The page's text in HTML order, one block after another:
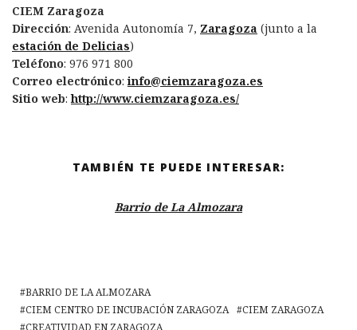
CIEM Zaragoza
Dirección: Avenida Autonomía 7, Zaragoza (junto a la
estación de Delicias)
Teléfono: 976 971 800
Correo electrónico:info@ciemzaragoza.es
Sitio web:http://www.ciemzaragoza.es/
TAMBIÉN TE PUEDE INTERESAR:
Barrio de La Almozara
BARRIO DE LA ALMOZARA
CIEM CENTRO DE INCUBACIÓN ZARAGOZA
CIEM ZARAGOZA
CREATIVIDAD EN ZARAGOZA